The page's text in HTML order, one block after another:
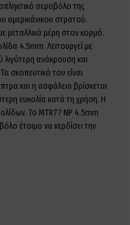
αεροβόλο της
αμερικάνικου στρατού.
μεταλλικά μέρη στον κορμό.
4.5mm. Λειτουργεί με
λιγότερη ανάκρουση και
σκοπευτικά του είναι
και η ασφάλεια βρίσκεται
ευκολία κατά τη χρήση. Η
Το MTR77 NP 4.5mm
έτοιμο να κερδίσει την